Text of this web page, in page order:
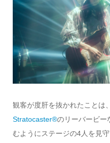
観客が度肝を抜かれたことは
Stratocaster®のリーバービー
むようにステージの4人を見